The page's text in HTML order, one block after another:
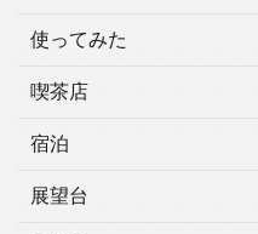
使ってみた
喫茶店
宿泊
展望台